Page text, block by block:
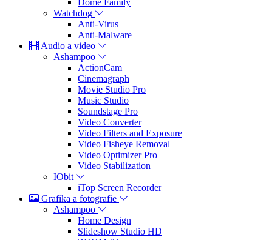
Watchdog
Anti-Virus
Anti-Malware
Audio a video
Ashampoo
ActionCam
Cinemagraph
Movie Studio Pro
Music Studio
Soundstage Pro
Video Converter
Video Filters and Exposure
Video Fisheye Removal
Video Optimizer Pro
Video Stabilization
IObit
iTop Screen Recorder
Grafika a fotografie
Ashampoo
Home Design
Slideshow Studio HD